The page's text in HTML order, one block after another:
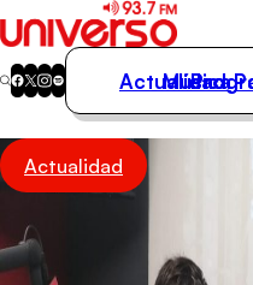
Actualidad
Música
Podcasts
Destacados
Actualidad
Música
Actualidad